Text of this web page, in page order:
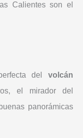
Calientes son el
del volcán
el mirador del
panorámicas